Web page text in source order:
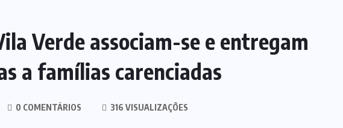
Verde associam-se e entregam
a famílias carenciadas
0 COMENTÁRIOS 316 VISUALIZAÇÕES